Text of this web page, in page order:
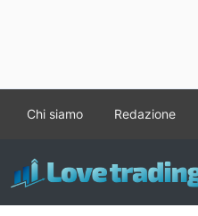
contenuto
Chi siamo Redazione